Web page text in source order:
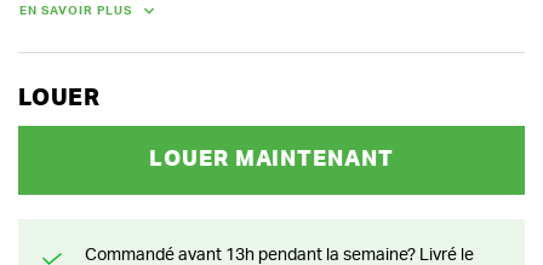
poids : 55 kg
pression : 150 bar à 12-27 L/min
POIDS
EN SAVOIR PLUS
LOUER
LOUER MAINTENANT
Commandé avant 13h pendant la semaine? Livré le